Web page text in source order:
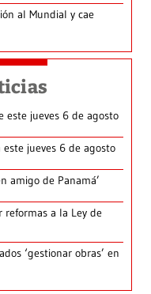
al Mundial y cae
este jueves 6 de agosto
jueves 6 de agosto
amigo de Panamá’
reformas a la Ley de
‘gestionar obras’ en